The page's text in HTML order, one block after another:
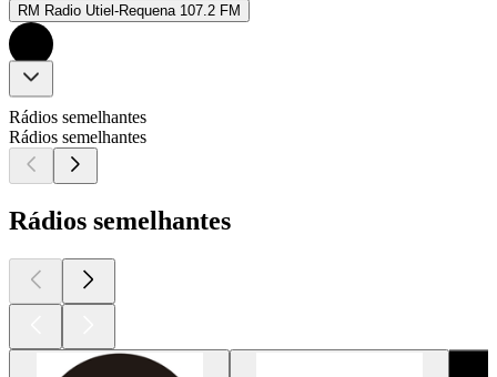
RM Radio Utiel-Requena 107.2 FM
Rádios semelhantes
Rádios semelhantes
Rádios semelhantes